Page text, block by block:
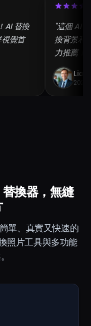
AI 替換
覺首
"這個 AI
換背景和
力推薦！"
2025
換器，無縫
單、真實又快速的
照片工具與多功能